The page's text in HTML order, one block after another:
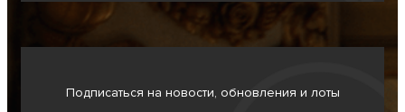
Подписаться на новости, обновления и лоты